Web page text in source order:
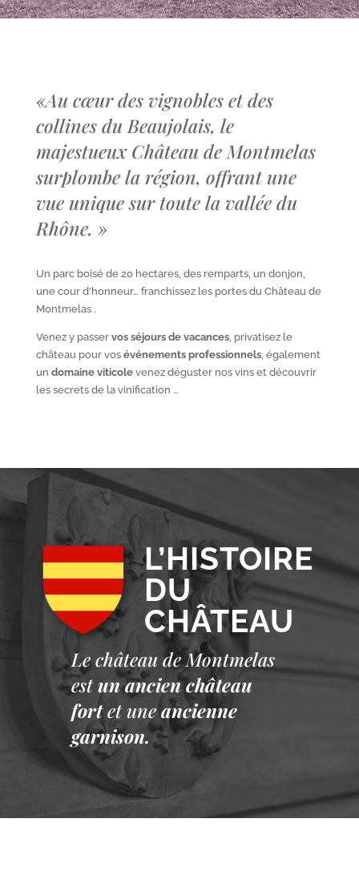
«Au cœur des vignobles et des
collines du Beaujolais, le
majestueux Château de Montmelas
surplombe la région, offrant une
vue unique sur toute la vallée du
Rhône. »
Un parc boisé de 20 hectares, des remparts, un donjon,
une cour d’honneur… franchissez les portes du Château de
Montmelas .
Venez y passer vos séjours de vacances, privatisez le
château pour vos événements professionnels, également
un domaine viticolevenez déguster nos vins et découvrir
les secrets de la vinification …
L’HISTOIRE
DU
CHÂTEAU
Le château de Montmelas
est un ancien château
fort et une ancienne
garnison.